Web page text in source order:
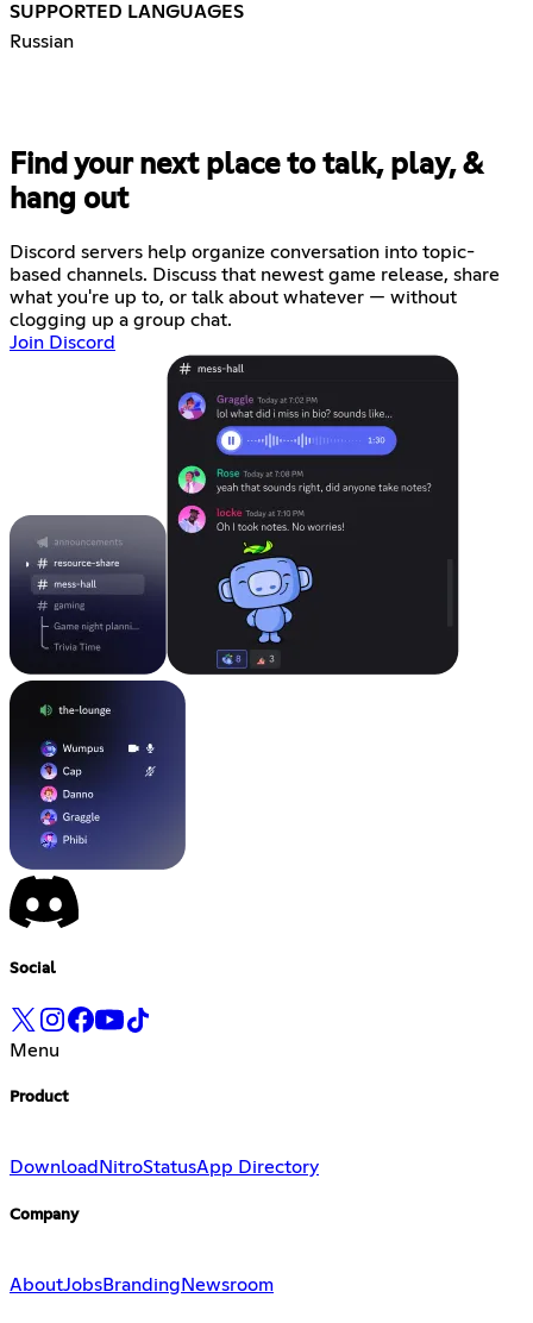
SUPPORTED LANGUAGES
Russian
Find your next place to talk, play, &
hang out
Discord servers help organize conversation into topic-
based channels. Discuss that newest game release, share
what you're up to, or talk about whatever — without
clogging up a group chat.
Join Discord
Social
Menu
Product
Download NitroStatusApp Directory
Company
AboutJobsBranding Newsroom